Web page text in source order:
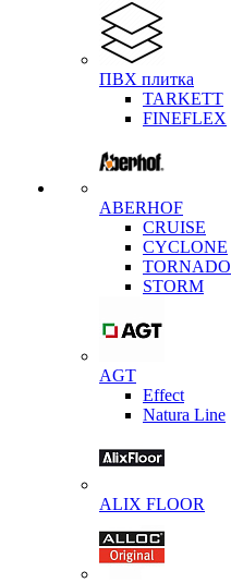
ПВХ плитка
TARKETT
FINEFLEX
ABERHOF
CRUISE
CYCLONE
TORNADO
STORM
AGT
Effect
Natura Line
ALIX FLOOR